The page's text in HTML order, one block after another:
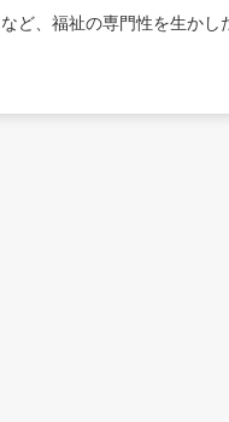
ど、福祉の専門性を生かし